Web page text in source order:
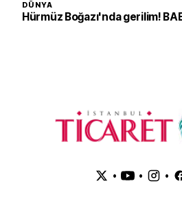
DÜNYA
Hürmüz Boğazı'nda gerilim!
• • •